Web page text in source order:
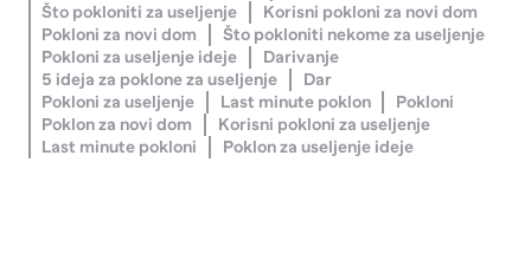
Što pokloniti za useljenje
Korisni pokloni za novi dom
Pokloni za novi dom
Što pokloniti nekome za useljenje
Pokloni za useljenje ideje
Darivanje
5 ideja za poklone za useljenje
Dar
Pokloni za useljenje
Last minute poklon
Pokloni
Poklon za novi dom
Korisni pokloni za useljenje
Last minute pokloni
Poklon za useljenje ideje